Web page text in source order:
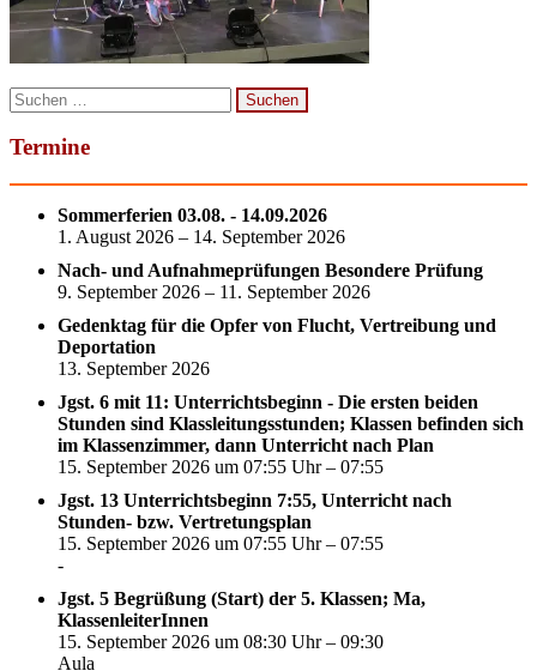
Suchen
nach:
Termine
Sommerferien 03.08. - 14.09.2026
1. August 2026 – 14. September 2026
Nach- und Aufnahmeprüfungen Besondere Prüfung
9. September 2026 – 11. September 2026
Gedenktag für die Opfer von Flucht, Vertreibung und
Deportation
13. September 2026
Jgst. 6 mit 11: Unterrichtsbeginn - Die ersten beiden
Stunden sind Klassleitungsstunden; Klassen befinden sich
im Klassenzimmer, dann Unterricht nach Plan
15. September 2026 um 07:55 Uhr – 07:55
Jgst. 13 Unterrichtsbeginn 7:55, Unterricht nach
Stunden- bzw. Vertretungsplan
15. September 2026 um 07:55 Uhr – 07:55
-
Jgst. 5 Begrüßung (Start) der 5. Klassen; Ma,
KlassenleiterInnen
15. September 2026 um 08:30 Uhr – 09:30
Aula